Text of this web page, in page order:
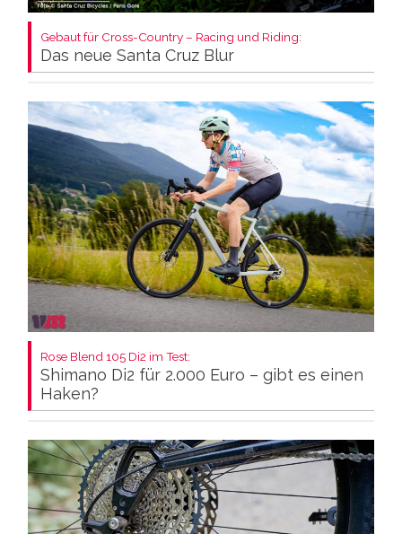
Gebaut für Cross-Country – Racing und Riding:
Das neue Santa Cruz Blur
Rose Blend 105 Di2 im Test:
Shimano Di2 für 2.000 Euro – gibt es einen
Haken?